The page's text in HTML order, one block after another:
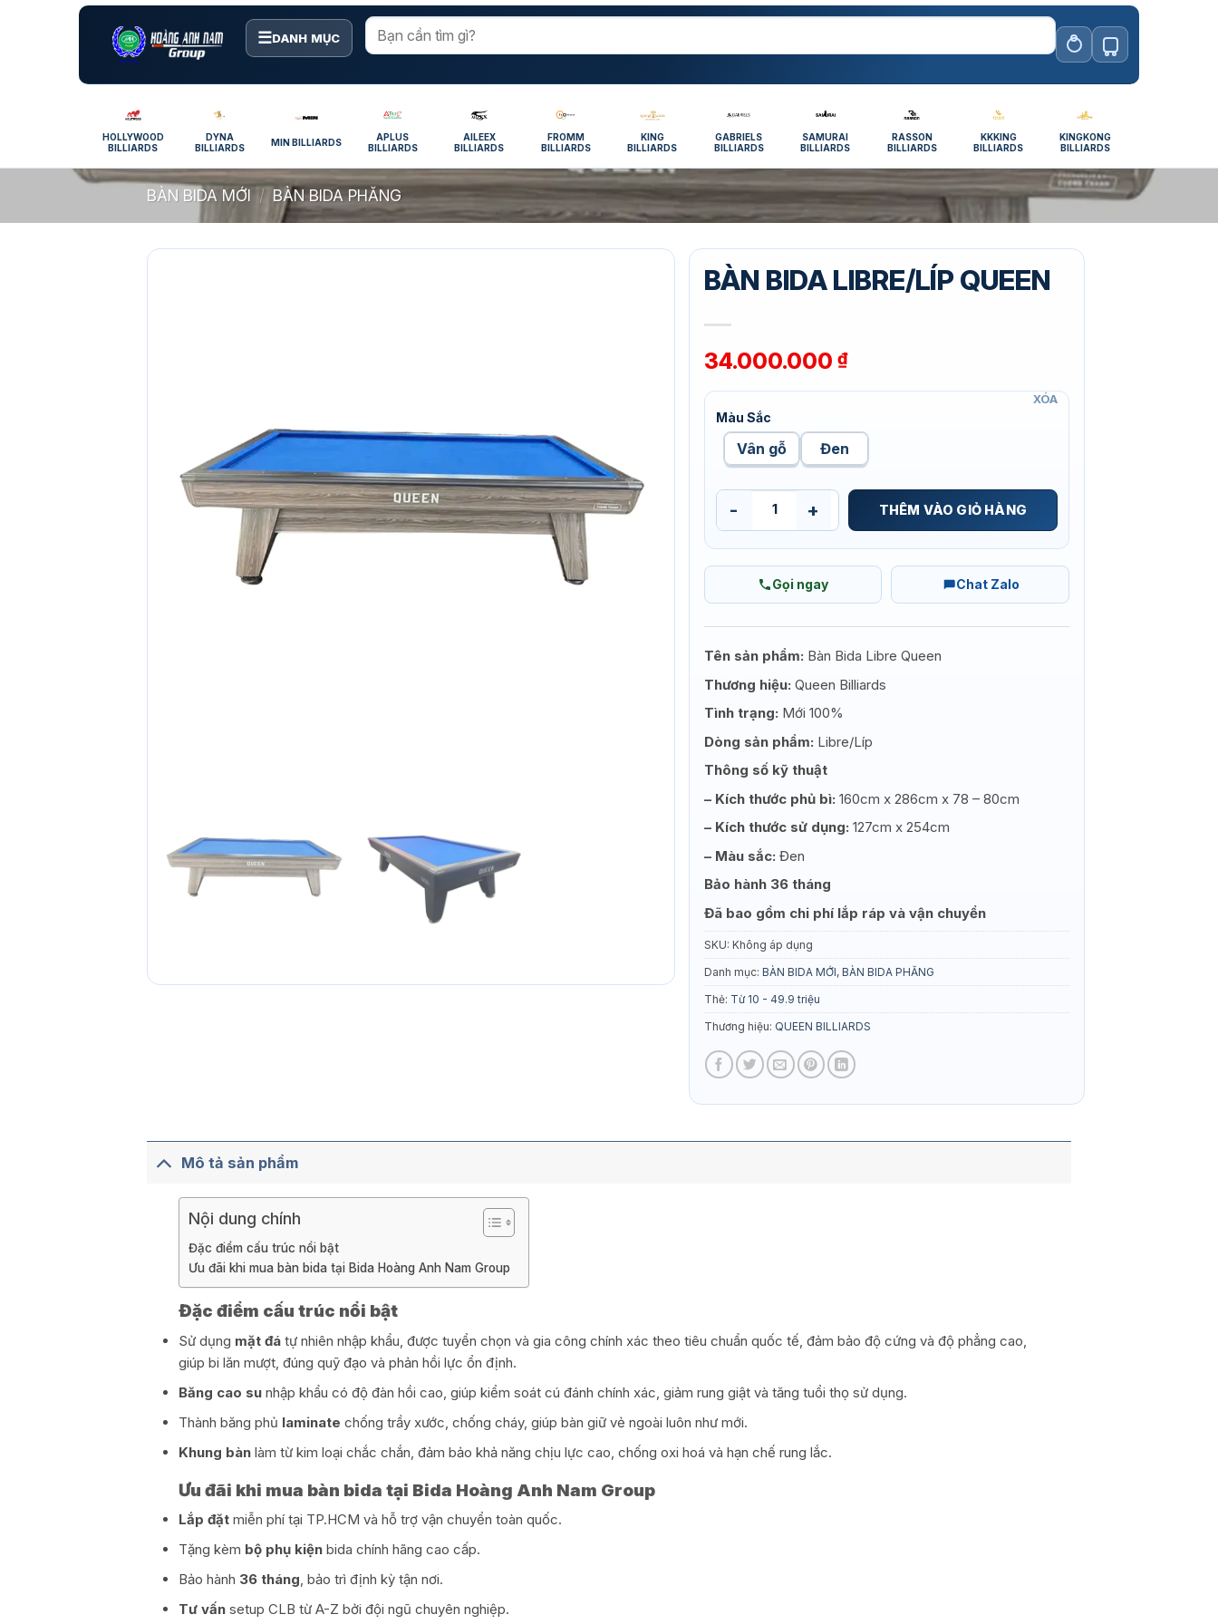
☰DANH MỤC
HOLLYWOOD
BILLIARDS
DYNA
BILLIARDS
MIN BILLIARDS
APLUS
BILLIARDS
AILEEX
BILLIARDS
FROMM
BILLIARDS
KING
BILLIARDS
GABRIELS
BILLIARDS
SAMURAI
BILLIARDS
RASSON
BILLIARDS
KKKING
BILLIARDS
KINGKONG
BILLIARDS
BÀN BIDA MỚI / BÀN BIDA PHĂNG
BÀN BIDA LIBRE/LÍP QUEEN
34.000.000 ₫
Màu Sắc
Vân gỗ Đen
XÓA
BÀN BIDA LIBRE/LÍP QUEEN số lượng
THÊM VÀO GIỎ HÀNG
Gọi ngay Chat Zalo
Tên sản phẩm: Bàn Bida Libre Queen
Thương hiệu: Queen Billiards
Tình trạng: Mới 100%
Dòng sản phẩm: Libre/Líp
Thông số kỹ thuật
– Kích thước phủ bì: 160cm x 286cm x 78 – 80cm
– Kích thước sử dụng: 127cm x 254cm
– Màu sắc: Đen
Bảo hành 36 tháng
Đã bao gồm chi phí lắp ráp và vận chuyển
SKU: Không áp dụng
Danh mục: BÀN BIDA MỚI, BÀN BIDA PHĂNG
Thẻ: Từ 10 - 49.9 triệu
Thương hiệu: QUEEN BILLIARDS
Mô tả sản phẩm
Nội dung chính
Đặc điểm cấu trúc nổi bật
Ưu đãi khi mua bàn bida tại Bida Hoàng Anh Nam Group
Đặc điểm cấu trúc nổi bật
Sử dụng mặt đátự nhiên nhập khẩu, được tuyển chọn và gia công chính xác theo tiêu chuẩn quốc tế, đảm bảo độ cứng và độ phẳng cao,
giúp bi lăn mượt, đúng quỹ đạo và phản hồi lực ổn định.
Băng cao sunhập khẩu có độ đàn hồi cao, giúp kiểm soát cú đánh chính xác, giảm rung giật và tăng tuổi thọ sử dụng.
Thành băng phủ laminate chống trầy xước, chống cháy, giúp bàn giữ vẻ ngoài luôn như mới.
Khung bàn làm từ kim loại chắc chắn, đảm bảo khả năng chịu lực cao, chống oxi hoá và hạn chế rung lắc.
Ưu đãi khi mua bàn bida tại Bida Hoàng Anh Nam Group
Lắp đặt miễn phí tại TP.HCM và hỗ trợ vận chuyển toàn quốc.
Tặng kèm bộ phụ kiệnbida chính hãng cao cấp.
Bảo hành 36 tháng, bảo trì định kỳ tận nơi.
Tư vấnsetup CLB từ A-Z bởi đội ngũ chuyên nghiệp.